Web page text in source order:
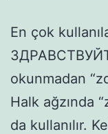
En çok
okunmadan
Halk ağzında
da kullanılır.